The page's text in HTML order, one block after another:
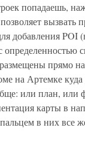
попадаешь,
вызвать
добавления POI
прямо
на Артемке куда
или план, или
карты в
в них все